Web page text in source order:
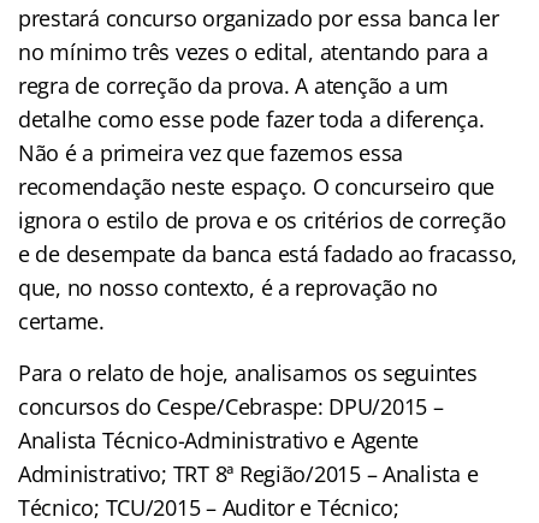
prestará concurso organizado por essa banca ler
no mínimo três vezes o edital, atentando para a
regra de correção da prova. A atenção a um
detalhe como esse pode fazer toda a diferença.
Não é a primeira vez que fazemos essa
recomendação neste espaço. O concurseiro que
ignora o estilo de prova e os critérios de correção
e de desempate da banca está fadado ao fracasso,
que, no nosso contexto, é a reprovação no
certame.
Para o relato de hoje, analisamos os seguintes
concursos do Cespe/Cebraspe: DPU/2015 –
Analista Técnico-Administrativo e Agente
Administrativo; TRT 8ª Região/2015 – Analista e
Técnico; TCU/2015 – Auditor e Técnico;